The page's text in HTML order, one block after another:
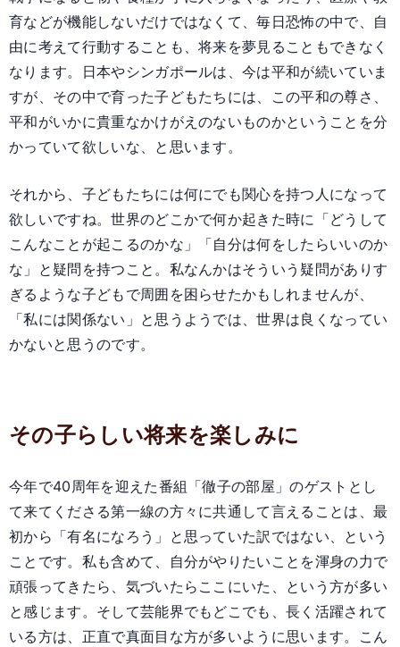
育などが機能しないだけではなくて、毎日恐怖の中で、自
由に考えて行動することも、将来を夢見ることもできなく
なります。日本やシンガポールは、今は平和が続いていま
すが、その中で育った子どもたちには、この平和の尊さ、
平和がいかに貴重なかけがえのないものかということを分
かっていて欲しいな、と思います。
それから、子どもたちには何にでも関心を持つ人になって
欲しいですね。世界のどこかで何か起きた時に「どうして
こんなことが起こるのかな」「自分は何をしたらいいのか
な」と疑問を持つこと。私なんかはそういう疑問がありす
ぎるような子どもで周囲を困らせたかもしれませんが、
「私には関係ない」と思うようでは、世界は良くなってい
かないと思うのです。
その子らしい将来を楽しみに
今年で40周年を迎えた番組「徹子の部屋」のゲストとし
て来てくださる第一線の方々に共通して言えることは、最
初から「有名になろう」と思っていた訳ではない、という
ことです。私も含めて、自分がやりたいことを渾身の力で
頑張ってきたら、気づいたらここにいた、という方が多い
と感じます。そして芸能界でもどこでも、長く活躍されて
いる方は、正直で真面目な方が多いように思います。こん